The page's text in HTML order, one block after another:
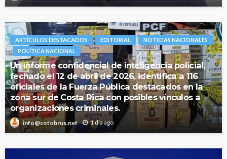
ARTÍCULOS DESTACADOS EDITORIAL
NOTICIAS NACIONALES
POLÍTICA NACIONAL
Un informe confidencial de inteligencia policial,
fechado el 12 de abril de 2026, identifica a 116
oficiales de la Fuerza Pública destacados en la
zona sur de Costa Rica con posibles vínculos a
organizaciones criminales.
info@cotobrus.net 1 día ago